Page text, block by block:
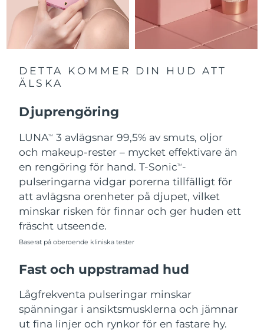
DETTA KOMMER DIN HUD ATT
ÄLSKA
Djuprengöring
LUNATM
3 avlägsnar 99,5% av smuts, oljor
och makeup-rester – mycket effektivare än
en rengöring för hand. T-SonicTM-
pulseringarna vidgar porerna tillfälligt för
att avlägsna orenheter på djupet, vilket
minskar risken för finnar och ger huden ett
fräscht utseende.
Baserat på oberoende kliniska tester
Fast och uppstramad hud
Lågfrekventa pulseringar minskar
spänningar i ansiktsmusklerna och jämnar
ut fina linjer och rynkor för en fastare hy.
Slovakien Förväntad leverans 11/8/26
Slovenien
Sydafrika
Sydkorea
Spanien Förväntad leverans11/8/26
Sverige Förväntad leverans
Schweiz Förväntad leverans
Taiwan Förväntad leverans
Thailand
Turkiet Förväntad leverans
Förenade
Arabemiraten
Förväntad leverans12/8/26